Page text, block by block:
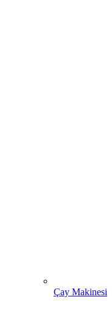
Çay Makinesi